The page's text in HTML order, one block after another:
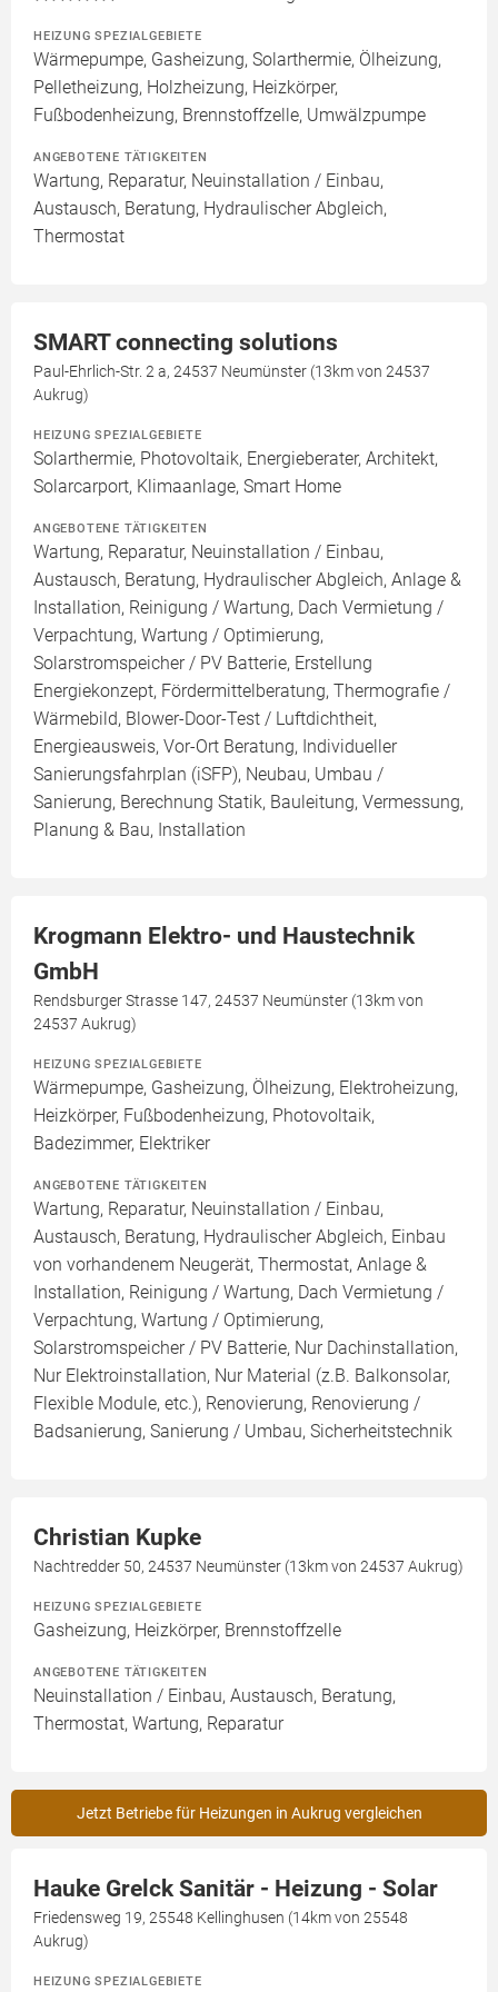
HEIZUNG SPEZIALGEBIETE
Wärmepumpe, Gasheizung, Solarthermie, Ölheizung,
Pelletheizung, Holzheizung, Heizkörper,
Fußbodenheizung, Brennstoffzelle, Umwälzpumpe
ANGEBOTENE TÄTIGKEITEN
Wartung, Reparatur, Neuinstallation / Einbau,
Austausch, Beratung, Hydraulischer Abgleich,
Thermostat
SMART connecting solutions
Paul-Ehrlich-Str. 2 a, 24537 Neumünster (13km von 24537
Aukrug)
HEIZUNG SPEZIALGEBIETE
Solarthermie, Photovoltaik, Energieberater, Architekt,
Solarcarport, Klimaanlage, Smart Home
ANGEBOTENE TÄTIGKEITEN
Wartung, Reparatur, Neuinstallation / Einbau,
Austausch, Beratung, Hydraulischer Abgleich, Anlage &
Installation, Reinigung / Wartung, Dach Vermietung /
Verpachtung, Wartung / Optimierung,
Solarstromspeicher / PV Batterie, Erstellung
Energiekonzept, Fördermittelberatung, Thermografie /
Wärmebild, Blower-Door-Test / Luftdichtheit,
Energieausweis, Vor-Ort Beratung, Individueller
Sanierungsfahrplan (iSFP), Neubau, Umbau /
Sanierung, Berechnung Statik, Bauleitung, Vermessung,
Planung & Bau, Installation
Krogmann Elektro- und Haustechnik
GmbH
Rendsburger Strasse 147, 24537 Neumünster (13km von
24537 Aukrug)
HEIZUNG SPEZIALGEBIETE
Wärmepumpe, Gasheizung, Ölheizung, Elektroheizung,
Heizkörper, Fußbodenheizung, Photovoltaik,
Badezimmer, Elektriker
ANGEBOTENE TÄTIGKEITEN
Wartung, Reparatur, Neuinstallation / Einbau,
Austausch, Beratung, Hydraulischer Abgleich, Einbau
von vorhandenem Neugerät, Thermostat, Anlage &
Installation, Reinigung / Wartung, Dach Vermietung /
Verpachtung, Wartung / Optimierung,
Solarstromspeicher / PV Batterie, Nur Dachinstallation,
Nur Elektroinstallation, Nur Material (z.B. Balkonsolar,
Flexible Module, etc.), Renovierung, Renovierung /
Badsanierung, Sanierung / Umbau, Sicherheitstechnik
Christian Kupke
Nachtredder 50, 24537 Neumünster (13km von 24537 Aukrug)
HEIZUNG SPEZIALGEBIETE
Gasheizung, Heizkörper, Brennstoffzelle
ANGEBOTENE TÄTIGKEITEN
Neuinstallation / Einbau, Austausch, Beratung,
Thermostat, Wartung, Reparatur
Jetzt Betriebe für Heizungen in Aukrug vergleichen
Hauke Grelck Sanitär - Heizung - Solar
Friedensweg 19, 25548 Kellinghusen (14km von 25548
Aukrug)
HEIZUNG SPEZIALGEBIETE